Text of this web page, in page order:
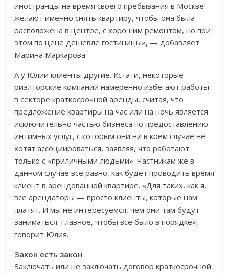
иностранцы на время своего пребывания в Москве
желают именно снять квартиру, чтобы она была
расположена в центре, с хорошим ремонтом, но при
этом по цене дешевле гостиницы», — добавляет
Марина Маркарова.
А у Юлии клиенты другие. Кстати, некоторые
риэлторские компании намеренно избегают работы
в секторе краткосрочной аренды, считая, что
предложение квартиры на час или на ночь является
исключительно частью бизнеса по предоставлению
интимных услуг, с которым они ни в коем случае не
хотят ассоциироваться, заявляя, что работают
только с «приличными людьми». Частникам же в
данном случае все равно, как будет проводить время
клиент в арендованной квартире. «Для таких, как я,
все арендаторы — просто клиенты, которые нам
платят. И мы не интересуемся, чем они там будут
заниматься. Главное, чтобы все было в порядке», —
говорит Юлия.
Закон есть закон
Заключать или не заключать договор краткосрочной